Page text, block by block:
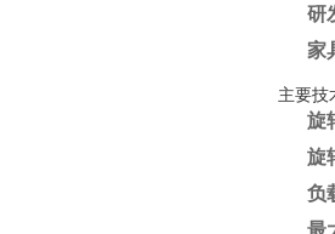
研
家
主要技
旋
旋
负
最